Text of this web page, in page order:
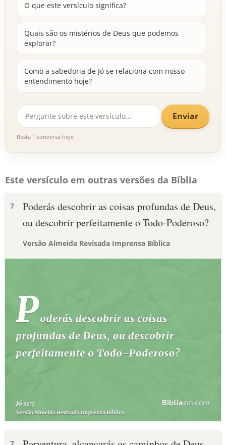
O que este versículo significa?
Quais são os mistérios de Deus que podemos
explorar?
Como a sabedoria de Jó se relaciona com nosso
entendimento hoje?
Enviar
Resta 1 conversa hoje
Este versículo em outras versões da Bíblia
7
Poderás descobrir as coisas profundas de Deus,
ou descobrir perfeitamente o Todo-Poderoso?
Versão Almeida Revisada Imprensa Bíblica